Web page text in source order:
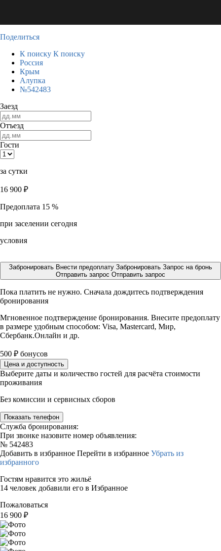
Поделиться
К поиску К поиску
Россия
Крым
Алупка
№542483
Заезд
Отъезд
Гости
за сутки
16 900 ₽
Предоплата 15 %
при заселении сегодня
условия
Забронировать Внести предоплату Забронировать Запрос на бронь
Отправить запрос Отправить запрос
Пока платить не нужно. Сначала дождитесь подтверждения
бронирования
Мгновенное подтверждение бронирования. Внесите предоплату
в размере удобным способом: Visa, Mastercard, Мир,
Сбербанк.Онлайн и др.
500 ₽ бонусов
Цена и доступность
Выберите даты и количество гостей для расчёта стоимости
проживания
Без комиссии и сервисных сборов
Показать телефон
Служба бронирования:
При звонке назовите номер объявления:
№ 542483
Добавить в избранное Перейти в избранное Убрать из
избранного
Гостям нравится это жильё
14 человек добавили его в Избранное
Пожаловаться
16 900 ₽